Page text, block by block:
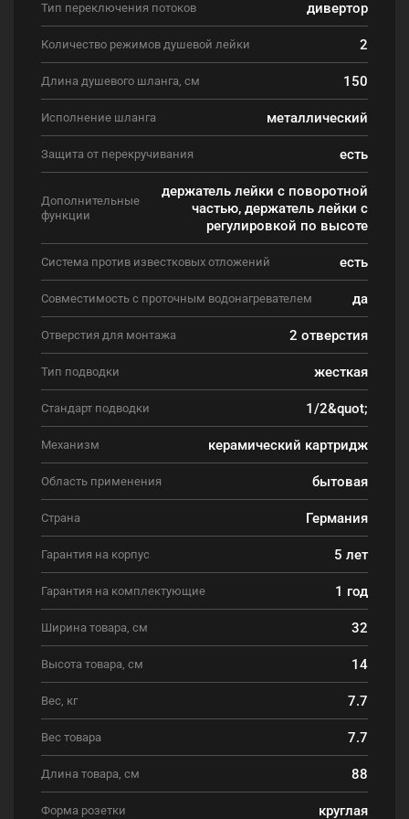
Тип переключения потоков дивертор
Количество режимов душевой лейки 2
Длина душевого шланга, см 150
Исполнение шланга металлический
Защита от перекручивания есть
Дополнительные
функции
держатель лейки с поворотной
частью, держатель лейки с
регулировкой по высоте
Система против известковых отложений есть
Совместимость с проточным водонагревателем да
Отверстия для монтажа 2 отверстия
Тип подводки жесткая
Стандарт подводки 1/2&quot;
Механизм керамический картридж
Область применения бытовая
Страна Германия
Гарантия на корпус 5 лет
Гарантия на комплектующие 1 год
Ширина товара, см 32
Высота товара, см 14
Вес, кг 7.7
Вес товара 7.7
Длина товара, см 88
Форма розетки круглая